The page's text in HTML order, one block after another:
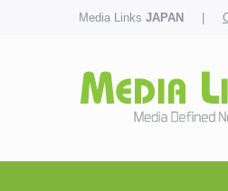
Media Links JAPAN